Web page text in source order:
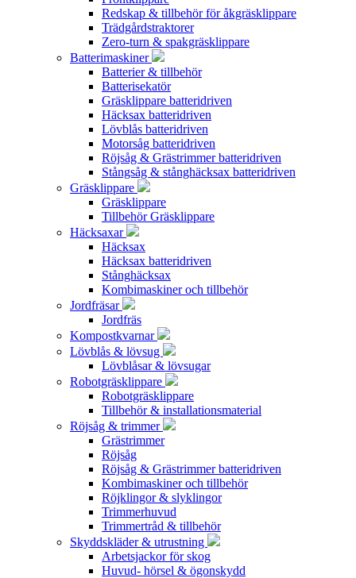
Redskap & tillbehör för åkgräsklippare
Trädgårdstraktorer
Zero-turn & spakgräsklippare
Batterimaskiner
Batterier & tillbehör
Batterisekatör
Gräsklippare batteridriven
Häcksax batteridriven
Lövblås batteridriven
Motorsåg batteridriven
Röjsåg & Grästrimmer batteridriven
Stångsåg & stånghäcksax batteridriven
Gräsklippare
Gräsklippare
Tillbehör Gräsklippare
Häcksaxar
Häcksax
Häcksax batteridriven
Stånghäcksax
Kombimaskiner och tillbehör
Jordfräsar
Jordfräs
Kompostkvarnar
Lövblås & lövsug
Lövblåsar & lövsugar
Robotgräsklippare
Robotgräsklippare
Tillbehör & installationsmaterial
Röjsåg & trimmer
Grästrimmer
Röjsåg
Röjsåg & Grästrimmer batteridriven
Kombimaskiner och tillbehör
Röjklingor & slyklingor
Trimmerhuvud
Trimmertråd & tillbehör
Skyddskläder & utrustning
Arbetsjackor för skog
Huvud- hörsel & ögonskydd